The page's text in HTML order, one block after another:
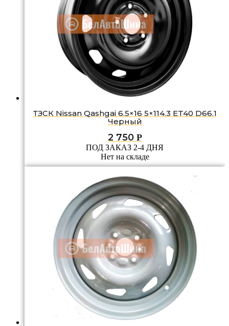
ТЗСК Nissan Qashgai 6.5×16 5×114.3 ET40 D66.1
Черный
2 750 Р
ПОД ЗАКАЗ 2-4 ДНЯ
Нет на складе